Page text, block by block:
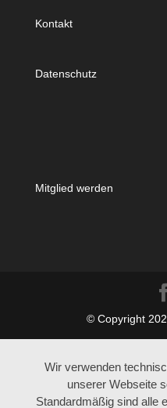
Kontakt
Datenschutz
Mitglied werden
© Copyright
Wir verwenden
unserer Webseite
Standardmäßig sind alle